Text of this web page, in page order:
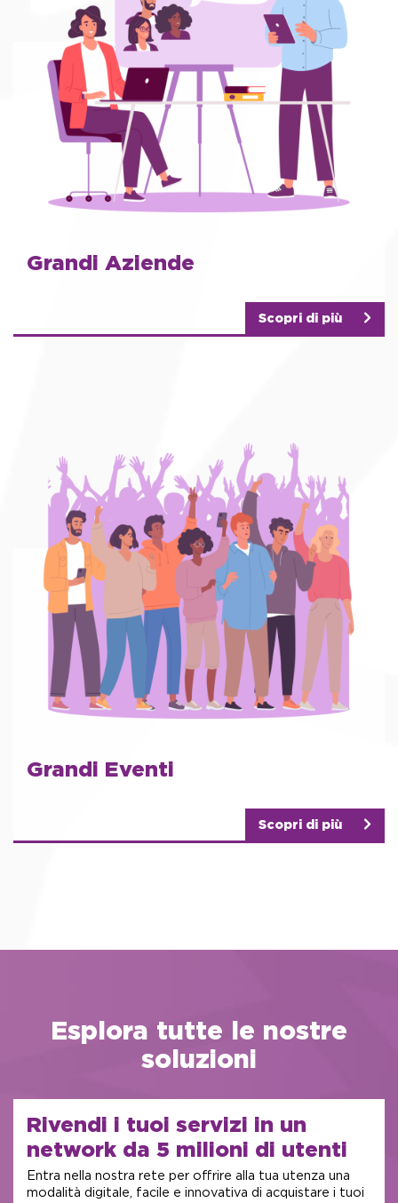
Grandi Aziende
Scopri di più
Grandi Eventi
Scopri di più
Esplora tutte le nostre
soluzioni
Rivendi i tuoi servizi in un
network da 5 milioni di utenti
Entra nella nostra rete per offrire alla tua utenza una
modalità digitale, facile e innovativa di acquistare i tuoi